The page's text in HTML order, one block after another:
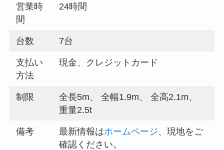
営業時
間
24時間
台数 7台
支払い
方法
現金、クレジットカード
制限
全長5m、 全幅1.9m、 全高2.1m、
重量2.5t
備考 最新情報はホームページ、現地をご
確認ください。